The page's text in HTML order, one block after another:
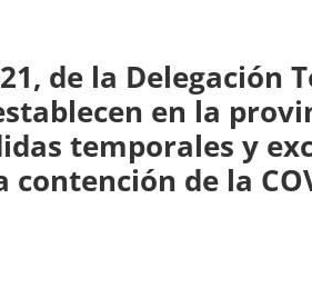
de la Delegación
en la
temporales y
de la